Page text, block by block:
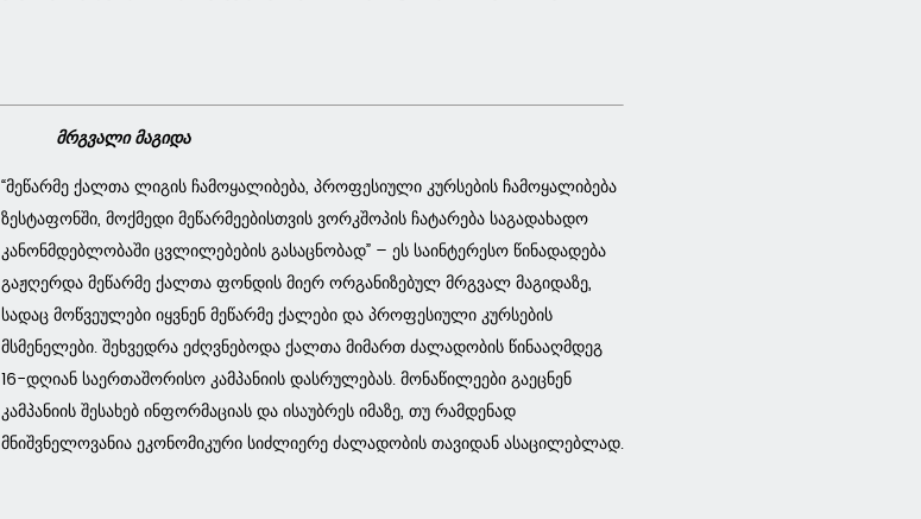
მრგვალი მაგიდა
“მეწარმე ქალთა ლიგის ჩამოყალიბება, პროფესიული კურსების ჩამოყალიბება
ზესტაფონში, მოქმედი მეწარმეებისთვის ვორკშოპის ჩატარება საგადახადო
კანონმდებლობაში ცვლილებების გასაცნობად” – ეს საინტერესო წინადადება
გაჟღერდა მეწარმე ქალთა ფონდის მიერ ორგანიზებულ მრგვალ მაგიდაზე,
სადაც მოწვეულები იყვნენ მეწარმე ქალები და პროფესიული კურსების
მსმენელები. შეხვედრა ეძღვნებოდა ქალთა მიმართ ძალადობის წინააღმდეგ
16-დღიან საერთაშორისო კამპანიის დასრულებას. მონაწილეები გაეცნენ
კამპანიის შესახებ ინფორმაციას და ისაუბრეს იმაზე, თუ რამდენად
მნიშვნელოვანია ეკონომიკური სიძლიერე ძალადობის თავიდან ასაცილებლად.